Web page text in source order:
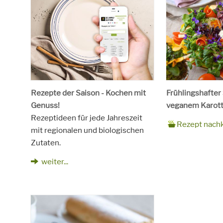
Rezepte der Saison - Kochen mit
Genuss!
Rezeptideen für jede Jahreszeit
mit regionalen und biologischen
Zutaten.
weiter...
Frühlingshafter
veganem
Zubereitungszeit
90 Minuten
Rezept
für
4 Personen
Saison
Frühling
Schlagworte
Beilagen,
Rezept